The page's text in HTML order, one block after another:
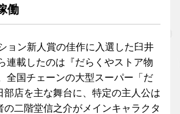
働
ョン新人賞の佳作に入選した臼井
連載したのは『だらくやストア物
全国チェーンの大型スーパー「だ
部店を主な舞台に、特定の主人公は
の二階堂信之介がメインキャラクタ